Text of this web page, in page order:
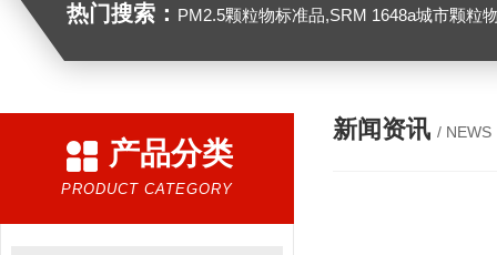
热门搜索： PM2.5颗粒物标准品,SRM 1648a城市颗粒物,SRM 1649B
产品分类
PRODUCT CATEGORY
新闻资讯 / NEWS